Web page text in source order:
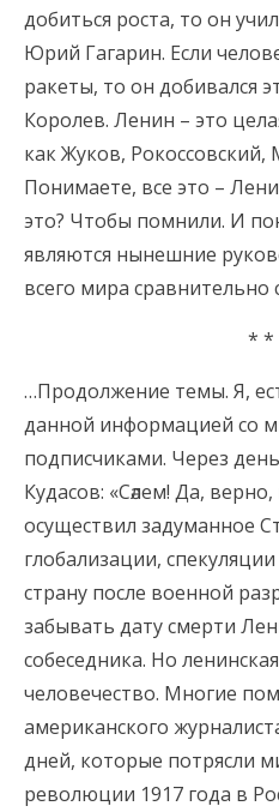
добиться роста, то он
Юрий Гагарин. Если
ракеты, то он добивался
Королев. Ленин – это
как Жуков, Рокоссовский,
Понимаете, все это –
это? Чтобы помнили. И
являются нынешние
всего мира сравнительно
* *
…Продолжение темы. Я,
данной информацией со
подписчиками. Через
Кудасов: «Сәлем! Да,
осуществил задуманное
глобализации,
страну после военной
забывать дату смерти
собеседника. Но
человечество. Многие
американского
дней, которые потрясли
революции 1917 года в